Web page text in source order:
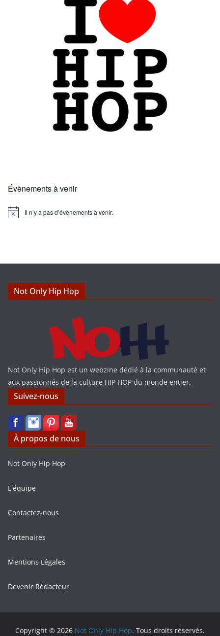
Évènements à venir
N
Il n’y a pas d’évènements à venir.
Not Only Hip Hop
Not Only Hip Hop est un webzine dédié à la communauté et
aux passionnés de la culture HIP HOP du monde entier.
Suivez-nous
À propos de nous
Not Only Hip Hop
L'équipe
Contactez-nous
Partenaires
Mentions Légales
Devenir Rédacteur
Copyright © 2026 Not Only Hip Hop. Tous droits réservés.